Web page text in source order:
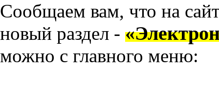
Сообщаем вам, что на
новый раздел -
можно с главного меню: